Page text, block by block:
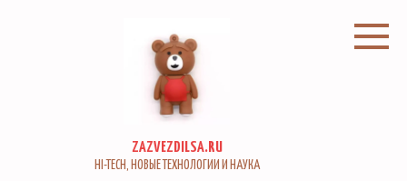
ZAZVEZDILSA.RU
HI-TECH, НОВЫЕ ТЕХНОЛОГИИ И НАУКА